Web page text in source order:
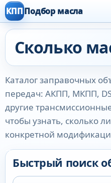
КПППодбор масла
Сколько
Каталог заправочных
передач: АКПП, МКПП,
другие
чтобы узнать, сколько
конкретной
Быстрый поиск